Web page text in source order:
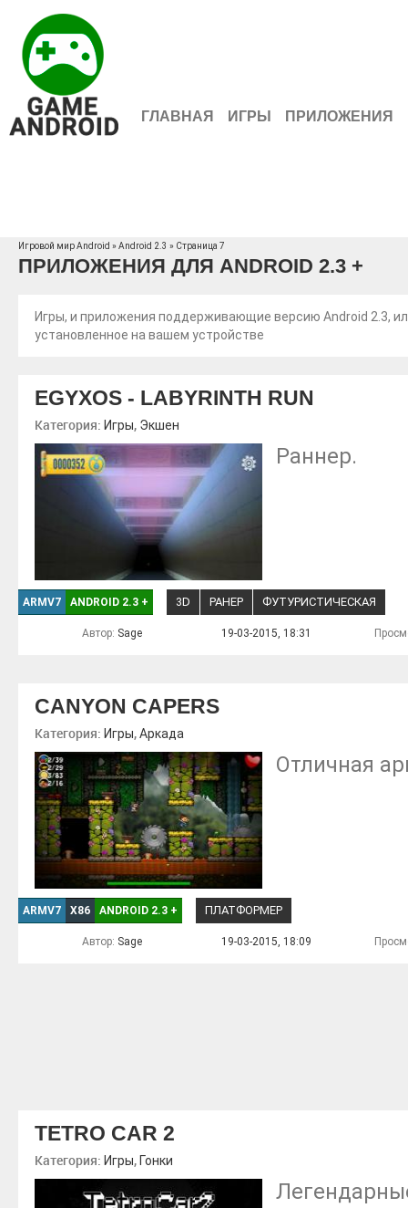
ГЛАВНАЯ ИГРЫ ПРИЛОЖЕНИЯ
Игровой мир Android » Android 2.3 » Страница 7
ПРИЛОЖЕНИЯ ДЛЯ ANDROID 2.3 +
Игры, и приложения поддерживающие версию Android 2.3,
установленное на вашем устройстве
EGYXOS - LABYRINTH RUN
Категория: Игры, Экшен
Раннер.
ARMV7 ANDROID 2.3 + 3D РАНЕР ФУТУРИСТИЧЕСКАЯ
Автор: Sage 19-03-2015, 18:31
CANYON CAPERS
Категория: Игры,Аркада
Отличная
ARMV7 X86 ANDROID 2.3 + ПЛАТФОРМЕР
Автор: Sage 19-03-2015, 18:09
TETRO CAR 2
Категория: Игры, Гонки